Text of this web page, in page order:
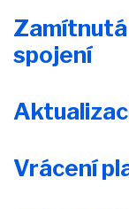
spojení
Vrácení